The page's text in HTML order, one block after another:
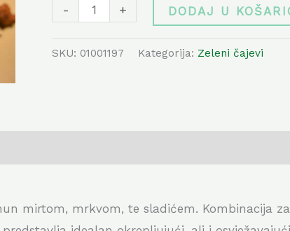
- + DODAJ U
SKU: 01001197 Kategorija: Zeleni čajevi
mirtom, mrkvom, te sladićem. Kombinacija